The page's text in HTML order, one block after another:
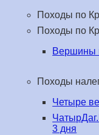
Походы по
Походы по
Вершины
Походы
Четыре
3 дня